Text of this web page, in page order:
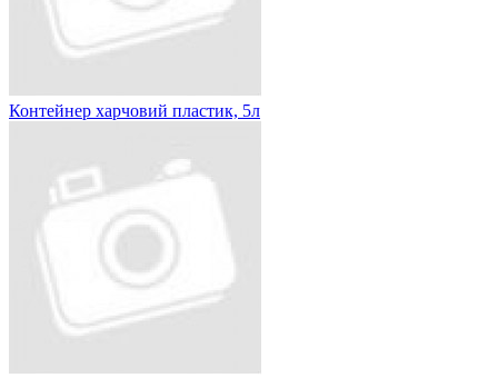
Контейнер харчовий пластик, 5л